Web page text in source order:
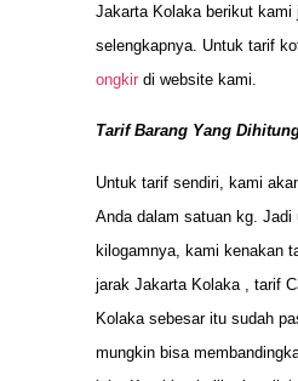
Jakarta Kolaka berikut kami
selengkapnya. Untuk tarif
ongkir di website kami.
Tarif Barang Yang
Untuk tarif sendiri, kami
Anda dalam satuan kg. Jadi
kilogamnya, kami kenakan
jarak Jakarta Kolaka , tarif
Kolaka sebesar itu sudah
mungkin bisa